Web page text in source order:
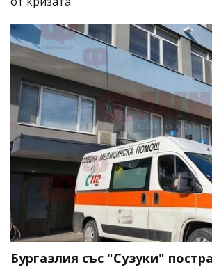
Бургазлия със "Сузуки"